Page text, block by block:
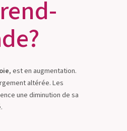
, est en augmentation.
altérée. Les
une diminution de sa